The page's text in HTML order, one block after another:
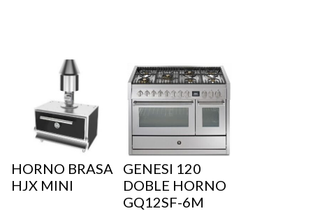
HORNO BRASA
HJX MINI
GENESI 120
DOBLE HORNO
GQ12SF-6M